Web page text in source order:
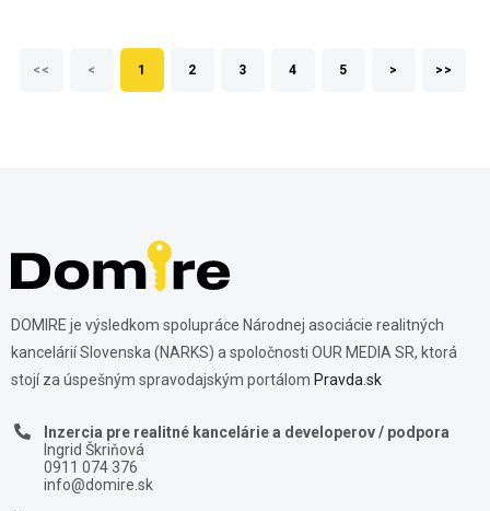
<< < 1 2 3 4 5 > >>
DOMIRE je výsledkom spolupráce Národnej asociácie realitných
kancelárií Slovenska (NARKS) a spoločnosti OUR MEDIA SR, ktorá
stojí za úspešným spravodajským portálom Pravda.sk
Inzercia pre realitné kancelárie a developerov / podpora
Ingrid Škriňová
0911 074 376
info@domire.sk